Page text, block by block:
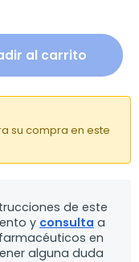
al carrito
su compra en este
de este
y consulta a
en
alguna duda